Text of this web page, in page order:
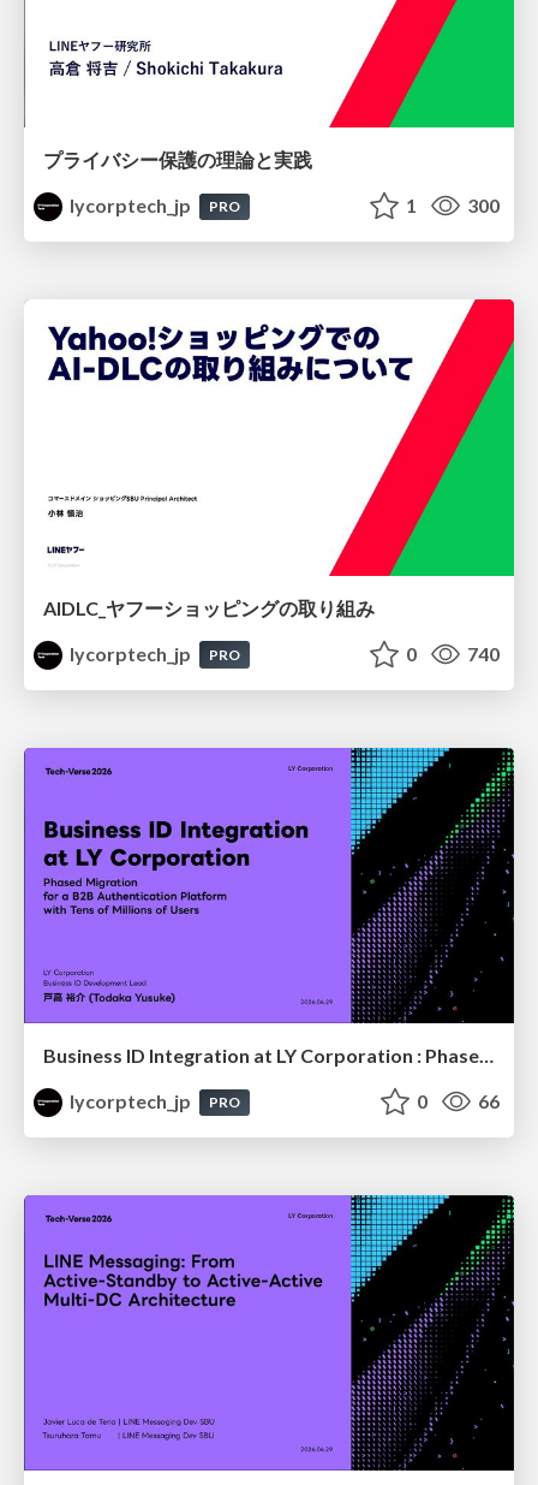
プライバシー保護の理論と実践
lycorptech_jp
PRO 1 300
AIDLC_ヤフーショッピングの取り組み
lycorptech_jp
PRO 0 740
Business ID Integration at LY Corporation : Phased Migration for a B2B authentication platform with Tens of Millions of Users
lycorptech_jp
PRO 0 66